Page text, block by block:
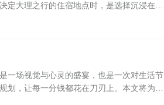
大理之行的住宿地点时，是选择沉浸在千
为了许多旅行者心中的纠结。本文将通过
场视觉与心灵的盛宴，也是一次对生活节
，让每一分钱都花在刀刃上。本文将为你
，享受美好时光。#预算概览- 交通费用：